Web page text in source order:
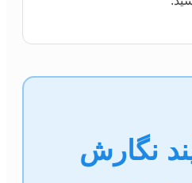
نگارش